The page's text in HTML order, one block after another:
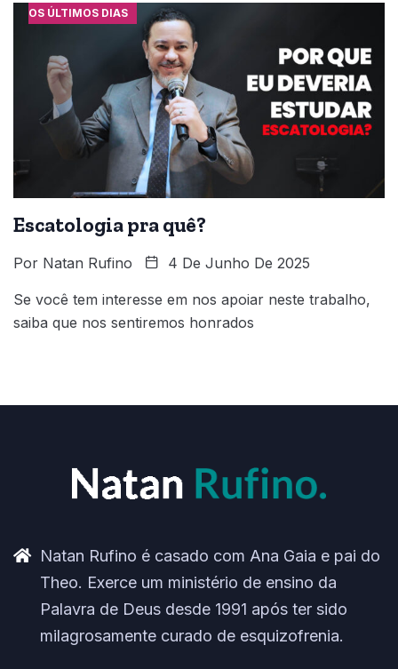
OS ÚLTIMOS DIAS
Escatologia pra quê?
Por Natan Rufino 4 De Junho De 2025
Se você tem interesse em nos apoiar neste trabalho,
saiba que nos sentiremos honrados
Natan Rufino é casado com Ana Gaia e pai do
Theo. Exerce um ministério de ensino da
Palavra de Deus desde 1991 após ter sido
milagrosamente curado de esquizofrenia.